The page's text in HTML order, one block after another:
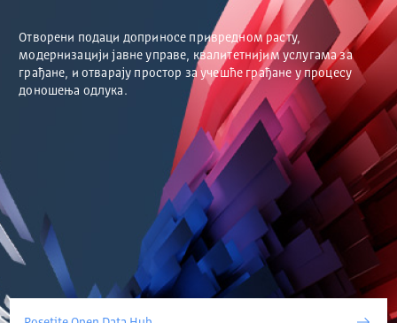
Отворени подаци доприносе привредном расту,
модернизацији јавне управе, квалитетнијим услугама за
грађане, и отварају простор за учешће грађане у процесу
доношења одлука.